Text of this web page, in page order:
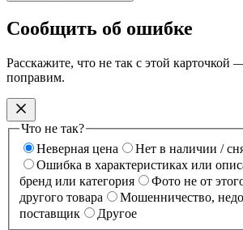
Сообщить об ошибке
Расскажите, что не так с этой карточкой
поправим.
Что не так?
Неверная цена
Нет в наличии /
Ошибка в характеристиках или
бренд или категория
Фото не от
другого товара
Мошенничество,
поставщик
Другое